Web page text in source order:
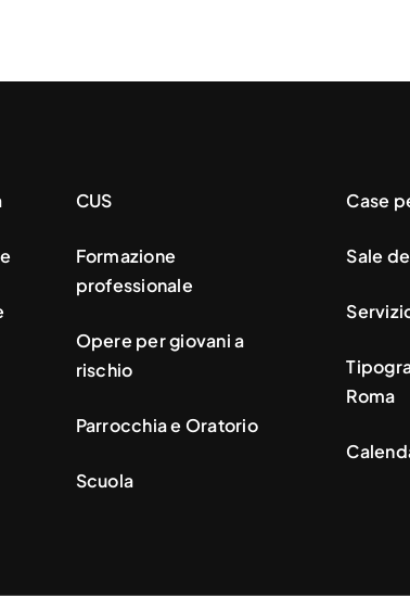
CUS
Formazione
professionale
Opere per giovani a
rischio
Parrocchia e Oratorio
Scuola
Case
Sale
Roma